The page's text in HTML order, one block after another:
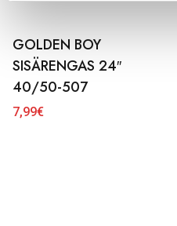
GOLDEN BOY
SISÄRENGAS 24″
40/50-507
7,99€